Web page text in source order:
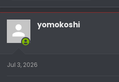
yomokoshi
Jul 3, 2026